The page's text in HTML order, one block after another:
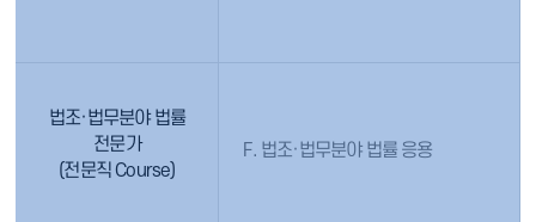
법조·법무분야 법률
전문가
(전문직 Course)
F. 법조·법무분야 법률 응용